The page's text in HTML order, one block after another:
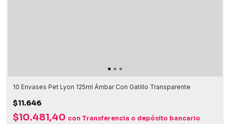
10 Envases Pet Lyon 125ml Ámbar Con Gatillo Transparente
$11.646
$10.481,40 con Transferencia o depósito bancario